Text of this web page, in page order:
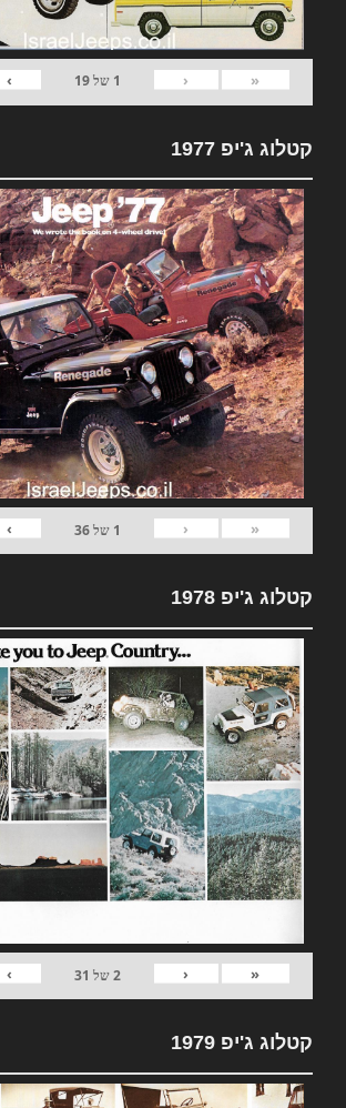
«
‹
1 של19
›
קטלוג ג'יפ 1977
«
‹
1 של36
›
קטלוג ג'יפ 1978
«
‹
2של 31
›
קטלוג ג'יפ 1979